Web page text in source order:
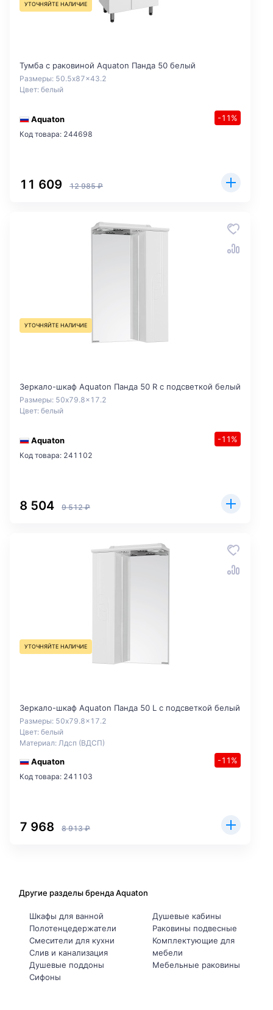
УТОЧНЯЙТЕ НАЛИЧИЕ
Тумба с раковиной Aquaton Панда 50 белый
Размеры: 50.5x87x43.2
Цвет: белый
Aquaton -11%
Код товара: 244698
11 609 12 985 ₽
УТОЧНЯЙТЕ НАЛИЧИЕ
Зеркало-шкаф Aquaton Панда 50 R с подсветкой белый
Размеры: 50x79.8x17.2
Цвет: белый
Aquaton -11%
Код товара: 241102
8 504 9 512 ₽
УТОЧНЯЙТЕ НАЛИЧИЕ
Зеркало-шкаф Aquaton Панда 50 L с подсветкой белый
Размеры: 50x79.8x17.2
Цвет: белый
Материал: Лдсп (ВДСП)
Aquaton -11%
Код товара: 241103
7 968 8 913 ₽
Другие разделы бренда Aquaton
Шкафы для ванной
Полотенцедержатели
Смесители для кухни
Слив и канализация
Душевые поддоны
Сифоны
Душевые кабины
Раковины подвесные
Комплектующие для
мебели
Мебельные раковины